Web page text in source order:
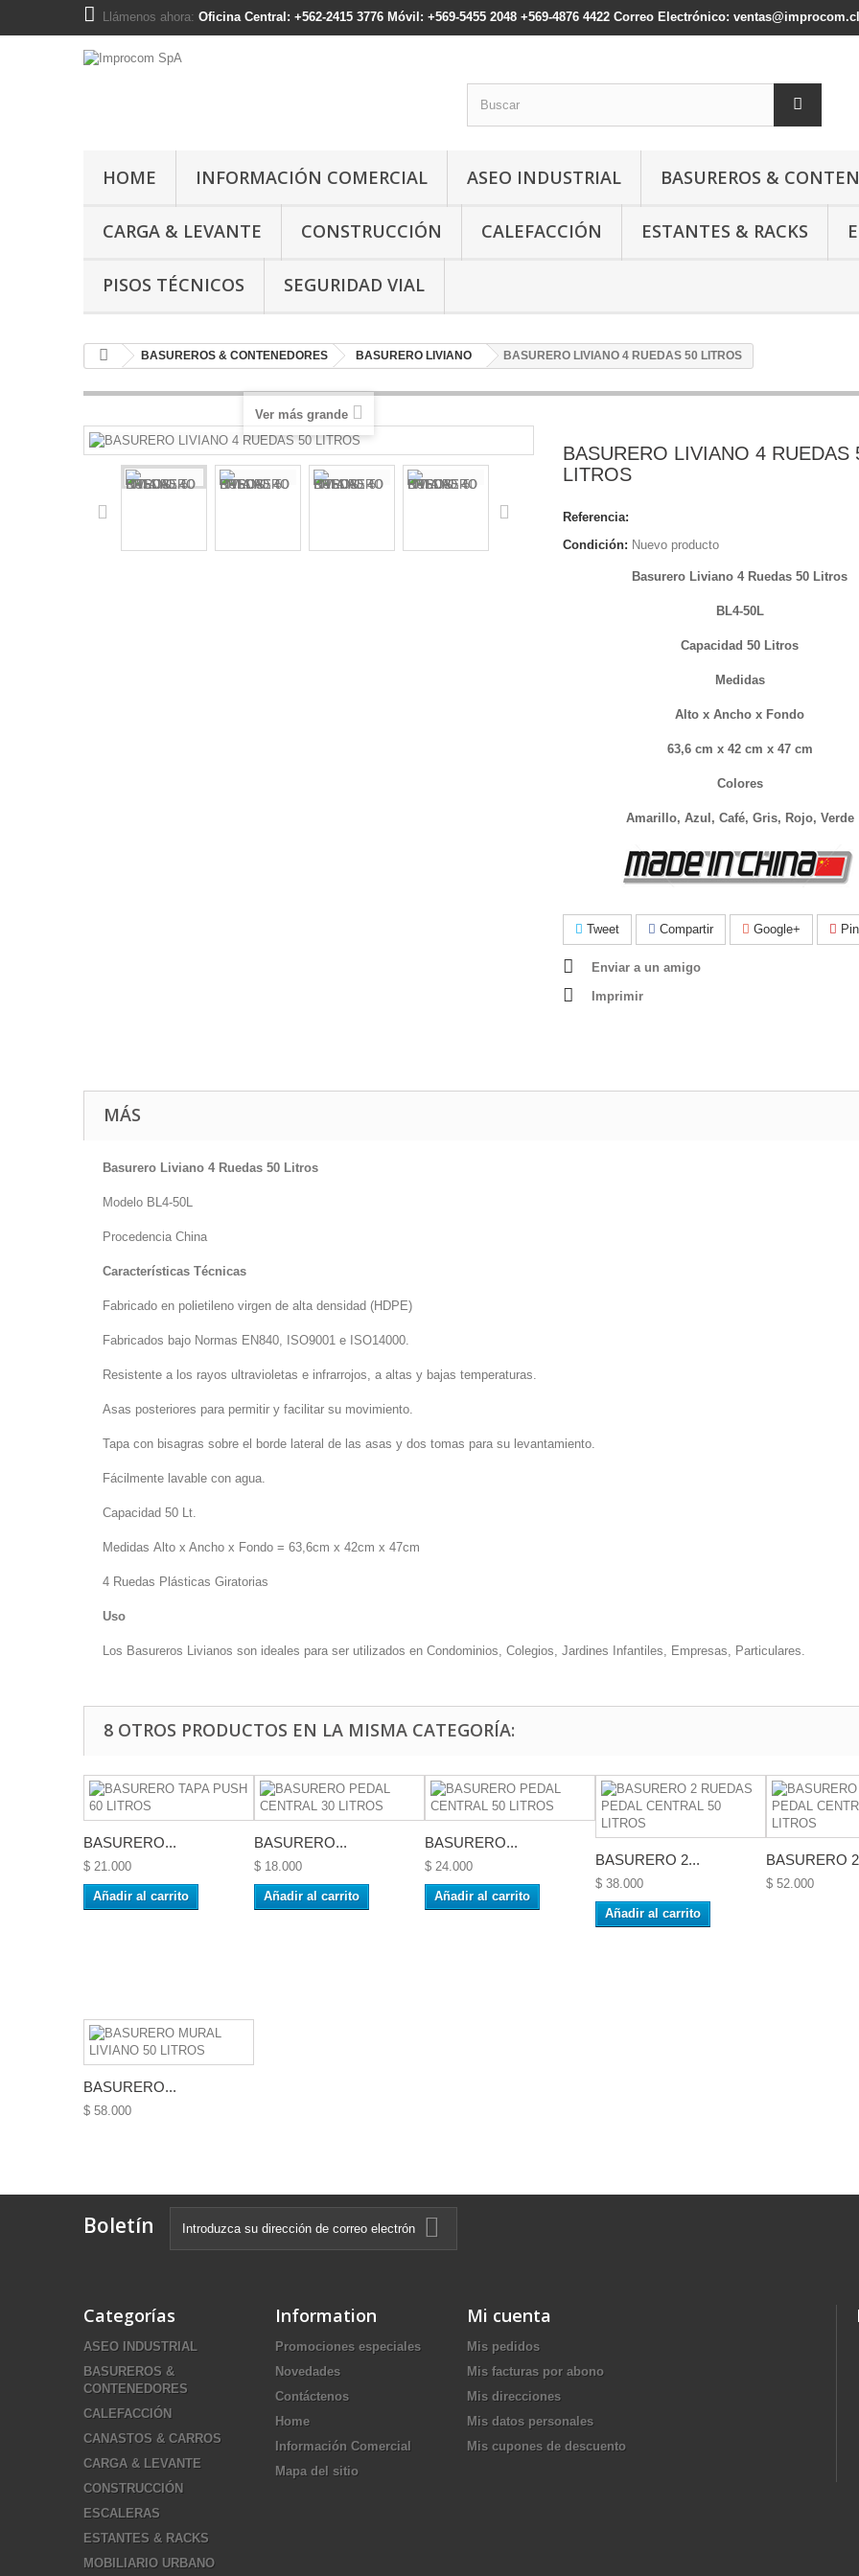
Llámenos ahora: Oficina Central: +562-2415 3776 Móvil: +569-5455 2048 +569-4876 4422 Correo Electrónico: ventas@improcom.cl
HOME INFORMACIÓN COMERCIAL ASEO INDUSTRIAL BASUREROS &
CARGA & LEVANTE CONSTRUCCIÓN CALEFACCIÓN ESTANTES & RACKS
PISOS TÉCNICOS SEGURIDAD VIAL
BASUREROS & CONTENEDORES BASURERO LIVIANO BASURERO LIVIANO 4 RUEDAS 50 LITROS
Ver más grande
BASURERO LIVIANO 4 RUEDAS
LITROS
Referencia:
Condición: Nuevo producto
Basurero Liviano 4 Ruedas 50 Litros
BL4-50L
Capacidad 50 Litros
Medidas
Alto x Ancho x Fondo
63,6 cm x 42 cm x 47 cm
Colores
Amarillo, Azul, Café, Gris, Rojo, Verde
Tweet Compartir Google+
Enviar a un amigo
Imprimir
MÁS
Basurero Liviano 4 Ruedas 50 Litros
Modelo BL4-50L
Procedencia China
Características Técnicas
Fabricado en polietileno virgen de alta densidad (HDPE)
Fabricados bajo Normas EN840, ISO9001 e ISO14000.
Resistente a los rayos ultravioletas e infrarrojos, a altas y bajas temperaturas.
Asas posteriores para permitir y facilitar su movimiento.
Tapa con bisagras sobre el borde lateral de las asas y dos tomas para su levantamiento.
Fácilmente lavable con agua.
Capacidad 50 Lt.
Medidas Alto x Ancho x Fondo = 63,6cm x 42cm x 47cm
4 Ruedas Plásticas Giratorias
Uso
Los Basureros Livianos son ideales para ser utilizados en Condominios, Colegios, Jardines Infantiles, Empresas, Particulares.
8 OTROS PRODUCTOS EN LA MISMA CATEGORÍA:
BASURERO...
$ 21.000
Añadir al carrito
BASURERO...
$ 18.000
Añadir al carrito
BASURERO...
$ 24.000
Añadir al carrito
BASURERO 2...
$ 38.000
Añadir al carrito
BASURERO
$ 52.000
BASURERO...
$ 58.000
Boletín
Categorías
ASEO INDUSTRIAL
BASUREROS &
CONTENEDORES
CALEFACCIÓN
CANASTOS & CARROS
CARGA & LEVANTE
CONSTRUCCIÓN
ESCALERAS
ESTANTES & RACKS
MOBILIARIO URBANO
Information
Promociones especiales
Novedades
Contáctenos
Home
Información Comercial
Mapa del sitio
Mi cuenta
Mis pedidos
Mis facturas por abono
Mis direcciones
Mis datos personales
Mis cupones de descuento